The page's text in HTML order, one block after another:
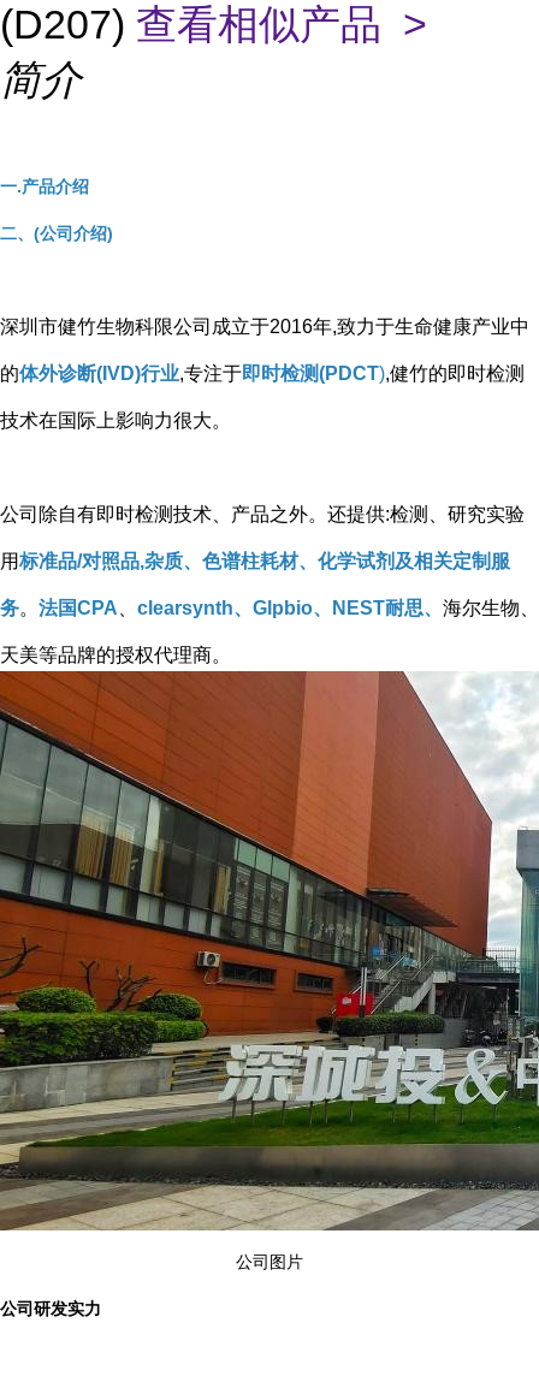
(D207) 查看相似产品 >
简介
一.产品介绍
二、(公司介绍)
深圳市健竹生物科限公司成立于2016年,致力于生命健康产业中
的体外诊断(IVD)行业,专注于即时检测(PDCT),健竹的即时检测
技术在国际上影响力很大。
公司除自有即时检测技术、产品之外。还提供:检测、研究实验
用标准品/对照品,杂质、色谱柱耗材、化学试剂及相关定制服
务。 法国CPA clearsynth、Glpbio、NEST耐思、 海尔生物、
天美等品牌的授权代理商。
公司图片
公司研发实力